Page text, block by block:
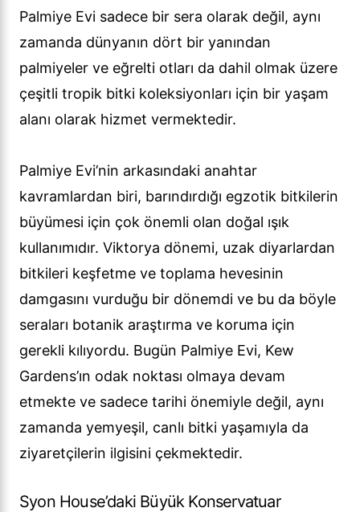
Palmiye Evi sadece bir sera olarak değil, aynı
zamanda dünyanın dört bir yanından
palmiyeler ve eğrelti otları da dahil olmak üzere
çeşitli tropik bitki koleksiyonları için bir yaşam
alanı olarak hizmet vermektedir.
Palmiye Evi’nin arkasındaki anahtar
kavramlardan biri, barındırdığı egzotik bitkilerin
büyümesi için çok önemli olan doğal ışık
kullanımıdır. Viktorya dönemi, uzak diyarlardan
bitkileri keşfetme ve toplama hevesinin
damgasını vurduğu bir dönemdi ve bu da böyle
seraları botanik araştırma ve koruma için
gerekli kılıyordu. Bugün Palmiye Evi, Kew
Gardens’ın odak noktası olmaya devam
etmekte ve sadece tarihi önemiyle değil, aynı
zamanda yemyeşil, canlı bitki yaşamıyla da
ziyaretçilerin ilgisini çekmektedir.
Syon House’daki Büyük Konservatuar